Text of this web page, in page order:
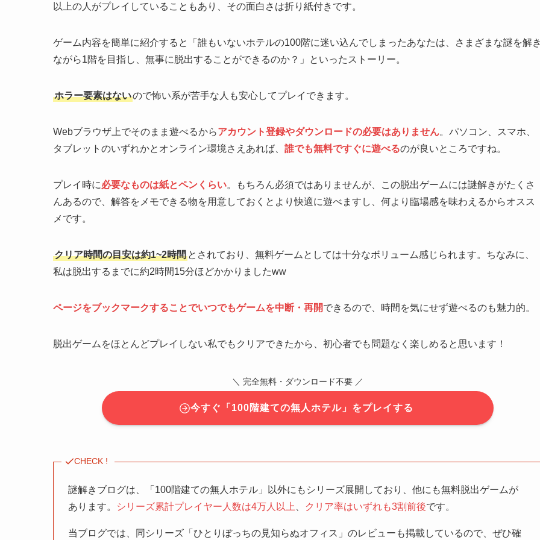
以上の人がプレイしていることもあり、その面白さは折り紙付きです。
ゲーム内容を簡単に紹介すると「誰もいないホテルの100階に迷い込んでしまったあなたは、さまざまな謎を解
ながら1階を目指し、無事に脱出することができるのか？」といったストーリー。
ホラー要素はないので怖い系が苦手な人も安心してプレイできます。
Webブラウザ上でそのまま遊べるからアカウント登録やダウンロードの必要はありません。パソコン、スマホ、
タブレットのいずれかとオンライン環境さえあれば、 誰でも無料ですぐに遊べるのが良いところですね。
プレイ時に必要なものは紙とペンくらい。もちろん必須ではありませんが、この脱出ゲームには謎解きがたくさ
んあるので、解答をメモできる物を用意しておくとより快適に遊べますし、何より臨場感を味わえるからオスス
メです。
クリア時間の目安は約1~2時間 とされており、無料ゲームとしては十分なボリューム感じられます。ちなみに、
私は脱出するまでに約2時間15分ほどかかりましたww
ページをブックマークすることでいつでもゲームを中断・再開できるので、時間を気にせず遊べるのも魅力的。
脱出ゲームをほとんどプレイしない私でもクリアできたから、初心者でも問題なく楽しめると思います！
＼ 完全無料・ダウンロード不要 ／
今すぐ「100階建ての無人ホテル」をプレイする
CHECK !
謎解きブログは、「100階建ての無人ホテル」以外にもシリーズ展開しており、他にも無料脱出ゲームが
あります。
シリーズ累計プレイヤー人数は4万人以上 クリア率はいずれも3割前後です。
当ブログでは、同シリーズ「ひとりぼっちの見知らぬオフィス」のレビューも掲載しているので、ぜひ確